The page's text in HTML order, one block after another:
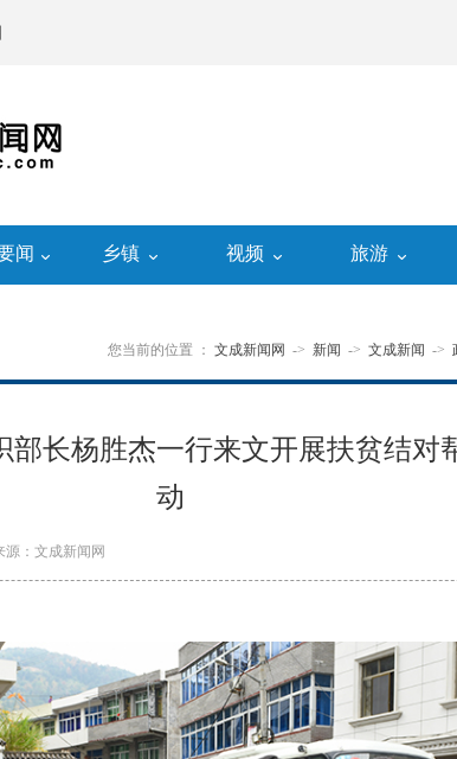
闻 乡镇 视频 旅游
您当前的位置 ： 文成新闻网 -> 新闻 -> 文成新闻 ->
部长杨胜杰一行来文开展扶贫结对
动
源：文成新闻网